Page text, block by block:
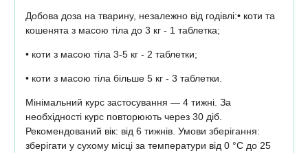
Добова доза на тварину, незалежно від годівлі:• коти та
кошенята з масою тіла до 3 кг - 1 таблетка;
• коти з масою тіла 3-5 кг - 2 таблетки;
• коти з масою тіла більше 5 кг - 3 таблетки.
Мінімальний курс застосування — 4 тижні. За
необхідності курс повторюють через 30 діб.
Рекомендований вік: від 6 тижнів. Умови зберігання:
зберігати у сухому місці за температури від 0 °С до 25